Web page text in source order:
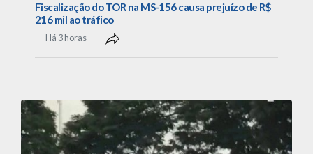
Fiscalização do TOR na MS-156 causa prejuízo de R$
216 mil ao tráfico
Há 3 horas